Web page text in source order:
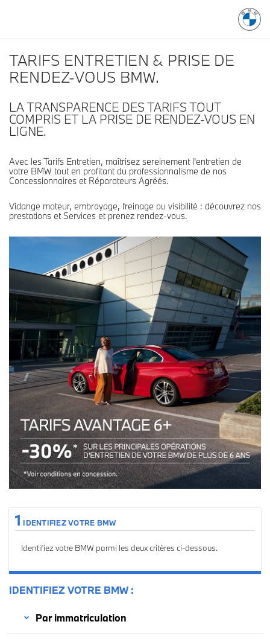
TARIFS ENTRETIEN & PRISE DE
RENDEZ-VOUS BMW.
LA TRANSPARENCE DES TARIFS TOUT
COMPRIS ET LA PRISE DE RENDEZ-VOUS EN
LIGNE.
Avec les Tarifs Entretien, maîtrisez sereinement l'entretien de
votre BMW tout en profitant du professionnalisme de nos
Concessionnaires et Réparateurs Agréés.
Vidange moteur, embrayage, freinage ou visibilité : découvrez nos
prestations et Services et prenez rendez-vous.
1 IDENTIFIEZ VOTRE BMW
Identifiez votre BMW parmi les deux critères ci-dessous.
IDENTIFIEZ VOTRE BMW
Par immatriculation